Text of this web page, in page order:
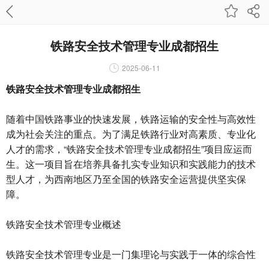
铁路安全技术管理专业成都招生
2025-06-11
铁路安全技术管理专业成都招生
随着中国铁路事业的快速发展，铁路运输的安全性与高效性
成为社会关注的重点。为了满足铁路行业对高素质、专业化
人才的需求，“铁路安全技术管理专业成都招生”项目应运而
生。这一项目旨在培养具备扎实专业知识和实践能力的技术
型人才，为西南地区乃至全国的铁路安全运营提供坚实保
障。
铁路安全技术管理专业概述
铁路安全技术管理专业是一门集理论与实践于一体的综合性